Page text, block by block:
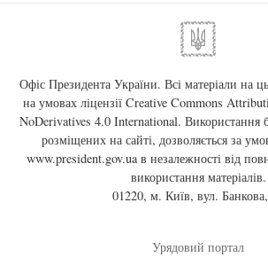
Офіс Президента України. Всі матеріали на
на умовах ліцензії Creative Commons
NoDerivatives 4.0 International. Використання
розміщених на сайті, дозволяється за
www.president.gov.uaв незалежності від
використання матеріалів.
01220, м. Київ, вул.
Урядовий портал